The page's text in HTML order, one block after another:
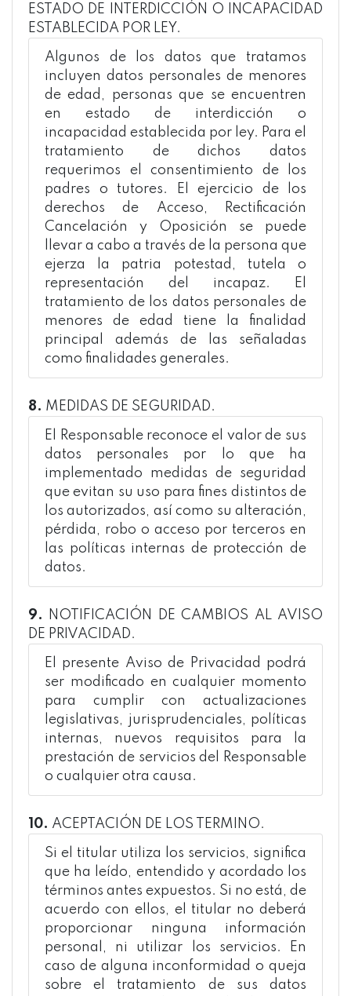
ESTADO DE INTERDICCIÓN O INCAPACIDAD
ESTABLECIDA POR LEY.
Algunos de los datos que tratamos
incluyen datos personales de menores
de edad, personas que se encuentren
en estado de interdicción o
incapacidad establecida por ley. Para el
tratamiento de dichos datos
requerimos el consentimiento de los
padres o tutores. El ejercicio de los
derechos de Acceso, Rectificación
Cancelación y Oposición se puede
llevar a cabo a través de la persona que
ejerza la patria potestad, tutela o
representación del incapaz. El
tratamiento de los datos personales de
menores de edad tiene la finalidad
principal además de las señaladas
como finalidades generales.
8. MEDIDAS DE SEGURIDAD.
El Responsable reconoce el valor de sus
datos personales por lo que ha
implementado medidas de seguridad
que evitan su uso para fines distintos de
los autorizados, así como su alteración,
pérdida, robo o acceso por terceros en
las políticas internas de protección de
datos.
9.
NOTIFICACIÓN DE CAMBIOS AL AVISO
DE PRIVACIDAD.
El presente Aviso de Privacidad podrá
ser modificado en cualquier momento
para cumplir con actualizaciones
legislativas, jurisprudenciales, políticas
internas, nuevos requisitos para la
prestación de servicios del Responsable
o cualquier otra causa.
10. ACEPTACIÓN DE LOS TERMINO.
Si el titular utiliza los servicios, significa
que ha leído, entendido y acordado los
términos antes expuestos. Si no está, de
acuerdo con ellos, el titular no deberá
proporcionar ninguna información
personal, ni utilizar los servicios. En
caso de alguna inconformidad o queja
sobre el tratamiento de sus datos